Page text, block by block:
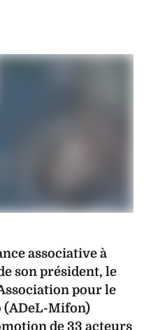
associative à
son président, le
pour le
(ADeL-Mifon)
de 33 acteurs